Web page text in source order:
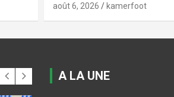
août 6, 2026 kamerfoot
A LA UNE